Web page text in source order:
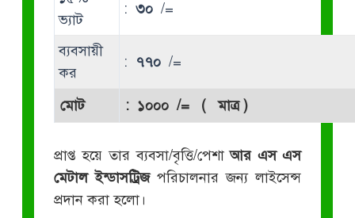
ভ্যাট
: ৩০/=
ব্যবসায়ী
কর
: ৭৭০/=
মোট : ১০০০/= ( মাত্র )
প্রাপ্ত হয়ে তার ব্যবসা/বৃত্তি/পেশাআর এস এস
মেটাল ইন্ডাসট্রিজ পরিচালনার জন্য লাইসেন্স
প্রদান করা হলো।